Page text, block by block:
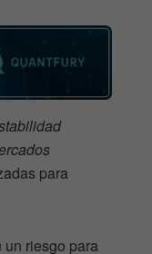
para
riesgo para